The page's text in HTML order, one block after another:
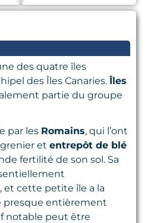
des quatre îles
des Îles Canaries.Îles
partie du groupe
par les Romains, qui l’ont
et entrepôt de blé
fertilité de son sol. Sa
, et cette petite île a la
presque entièrement
notable peut être